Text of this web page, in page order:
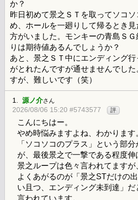
か？
昨日初めて景之ＳＴを取ってソコ
め、ホールを一廻りして帰るとき
方がいました。モンキーの青島Ｓ
りは期待値あるんでしょうか？
あと、景之ＳＴ中にエンディング
がとれたんですが通せませんでし
すが、難しいです（笑）
1. 源ノ介さん
2026/08/06 15:20 #5743577 評
こんにちはー。
やめ時悩みますよね、わかります
「ソコソコのプラス」という部
が、最後景之で一撃である程度伸
景之ループは色々言われてます
よくあがるのが「景之STだけの
い且つ、エンディング未到達」だ